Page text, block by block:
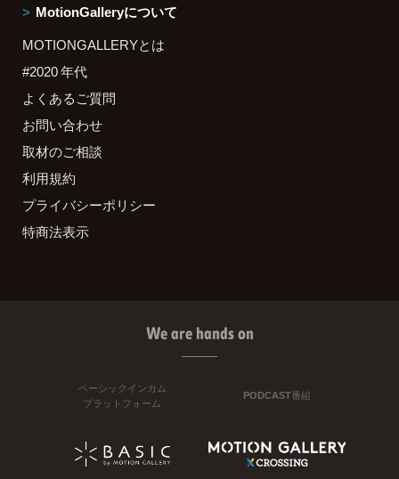
MotionGalleryについて
MOTIONGALLERYとは
#2020 年代
よくあるご質問
お問い合わせ
取材のご相談
利用規約
プライバシーポリシー
特商法表示
We are hands on
ベーシックインカム
プラットフォーム
PODCAST番組